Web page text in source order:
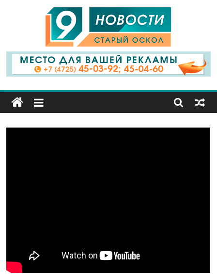
9
Канал
Старый